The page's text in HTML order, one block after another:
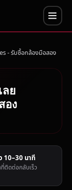
- รับซื้อกล้องมือสอง
ลย
อง
10–30 นาที
ที่ติดต่อกลับเร็ว